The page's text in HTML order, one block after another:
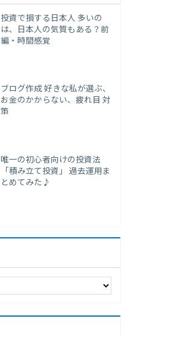
投資で損する日本人 多いの
は、日本人の気質もある？前
編・時間感覚
ブログ作成 好きな私が選ぶ、
お金のかからない、疲れ目 対
策
唯一の初心者向けの投資法
「積み立て投資」 過去運用ま
とめてみた♪